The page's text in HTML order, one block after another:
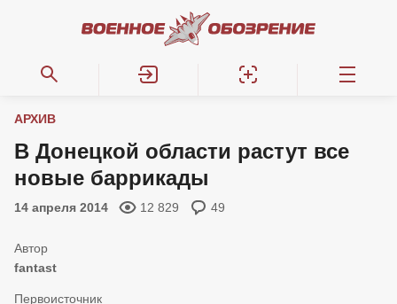
АРХИВ
В Донецкой области растут все
новые баррикады
14 апреля 2014 12 829 49
fantast